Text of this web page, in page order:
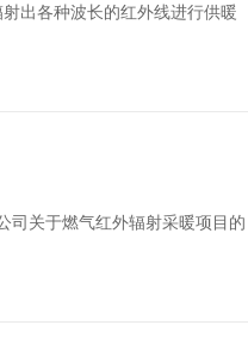
出各种波长的红外线进行供暖
司关于燃气红外辐射采暖项目的